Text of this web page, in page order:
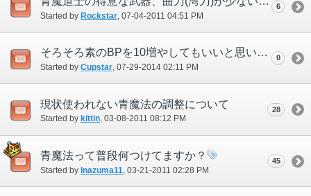
Started by Rockstar ‎, 07-04-2011 04:51 PM
6
そろそろ素のBPを10増やしてもいいと思います
Started by Cupstar‎, 07-29-2014 02:11 PM
0
現状使われない青魔法の調整について
Started by kittin‎, 03-08-2011 08:12 PM
28
青魔法って普段何つけてますか？
Started by Inazuma11 ‎, 03-21-2011 02:28 PM
45